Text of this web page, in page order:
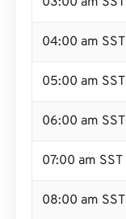
04:00 am SST
05:00 am SST
06:00 am SST
07:00 am SST
08:00 am SST